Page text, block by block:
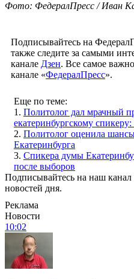
Фото: ФедералПресс / Иван
Подписывайтесь на
также следите за самыми
канале Дзен. Все самое
канале «ФедералПресс».
Еще по теме:
1. Политолог дал мрачный
екатеринбургскому
2. Политолог оценила
Екатеринбурга
3. Спикера думы
после выборов
Подписывайтесь на наш канал
новостей дня.
Реклама
Новости
10:02